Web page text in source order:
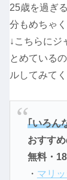
25歳を過ぎ
分もめちゃ
↓こちらにジ
とめている
ルしてみて
｢いろん
おすす
無料・18
・ マリッ